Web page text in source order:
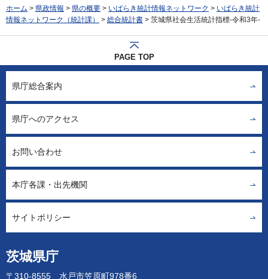
ホーム > 県政情報 > 県の概要 > いばらき統計情報ネットワーク > いばらき統計
情報ネットワーク（統計課）
> 総合統計書 > 茨城県社会生活統計指標-令和3年-
PAGE TOP
茨城県庁
〒310-8555 水戸市笠原町978番6
県庁総合案内
県庁へのアクセス
お問い合わせ
本庁各課・出先機関
サイトポリシー